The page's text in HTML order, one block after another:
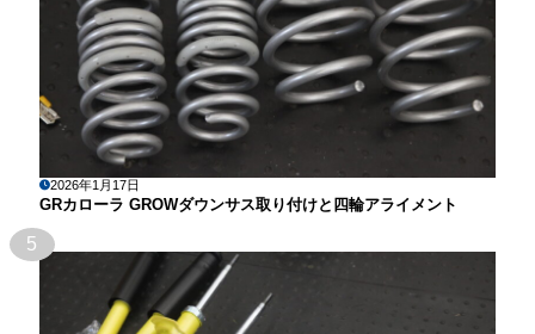
2026年1月17日
GRカローラ GROWダウンサス取り付けと四輪アライメント
5